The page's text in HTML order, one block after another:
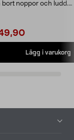
bort noppor och ludd.
Lägg i varukorg